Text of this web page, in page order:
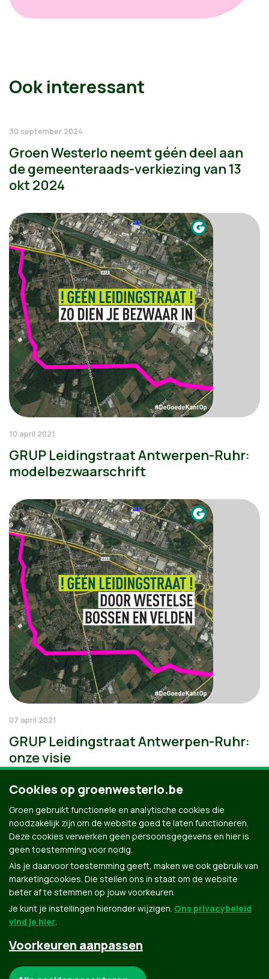
Ook interessant
30 september 2024
Groen Westerlo neemt géén deel aan
de gemeenteraads-verkiezing van 13
okt 2024
10 april 2021
GRUP Leidingstraat Antwerpen-Ruhr:
modelbezwaarschrift
07 april 2021
GRUP Leidingstraat Antwerpen-Ruhr:
onze visie
Groen.be
Cookies op groenwesterlo.be
Groen gebruikt functionele en analytische cookies die
noodzakelijk zijn om de website goed te laten functioneren.
Deze cookies verwerken geen persoonsgegevens en hier is
geen toestemming voor nodig.
Als je daarvoor toestemming geeft, maken we ook gebruik van
marketingcookies. Die stellen ons in staat om de website
beter af te stemmen op jouw voorkeuren.
Je kunt je instellingen hieronder wijzigen. Ons privacybeleid
vind je hier.
Voorkeuren aanpassen